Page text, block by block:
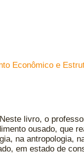
Econômico e
livro, o
ousado, que
na antropologia,
em estado de